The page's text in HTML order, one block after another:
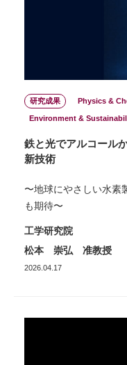
研究成果 Physics &
Environment &
鉄と光でアルコール
新技術
〜地球にやさしい水素
も期待〜
工学研究院
松本 崇弘 准教授
2026.04.17